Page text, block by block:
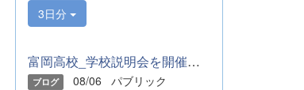
3日分
富岡高校_学校説明会を開催しました
ブログ 08/06
パブリック